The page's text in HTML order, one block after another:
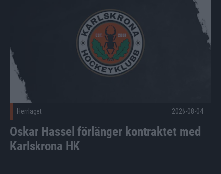
Herrlaget 2026-08-04
Oskar Hassel förlänger kontraktet med
Karlskrona HK